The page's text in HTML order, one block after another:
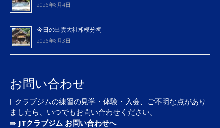
2026年8月4日
今日の出雲大社相模分祠
2026年8月3日
お問い合わせ
JTクラブジムの練習の見学・体験・入会、ご不明な点があり
ましたら、いつでもお問い合わせください。
⇛ JTクラブジム お問い合わせへ